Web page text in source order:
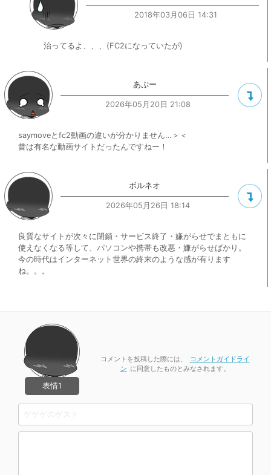
2018年03月06日 14:31
治ってるよ、、、(FC2になっていたが)
あぷー
2026年05月20日 21:08
saymoveとfc2動画の違いが分かりません…＞＜
昔は有名な動画サイトだったんですねー！
ボルネオ
2026年05月26日 18:14
良質なサイトが次々に閉鎖・サービス終了・嫌がらせでまともに
使えなくなる等して、パソコンや携帯も改悪・嫌がらせばかり。
今の時代はインターネット世界の終末のような感が有ります
ね。。。
コメントを投稿した際には、
コメントガイドライ
ン に同意したものとみなされます。
表情1